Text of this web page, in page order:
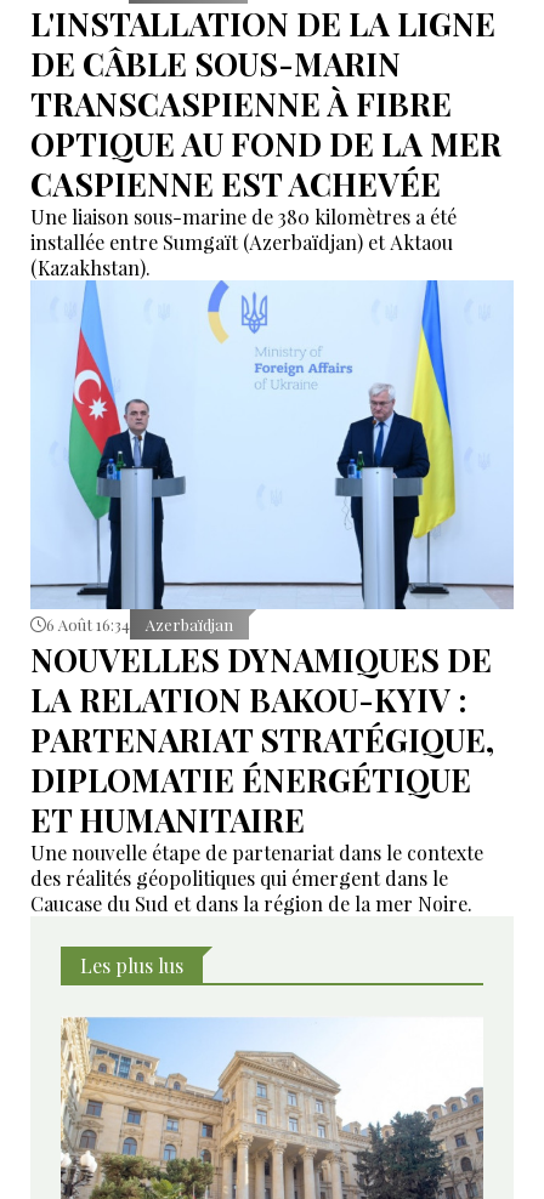
L'INSTALLATION DE LA LIGNE
DE CÂBLE SOUS-MARIN
TRANSCASPIENNE À FIBRE
OPTIQUE AU FOND DE LA MER
CASPIENNE EST ACHEVÉE
Une liaison sous-marine de 380 kilomètres a été
installée entre Sumgaït (Azerbaïdjan) et Aktaou
(Kazakhstan).
6 Août 16:34 Azerbaïdjan
NOUVELLES DYNAMIQUES DE
LA RELATION BAKOU-KYIV :
PARTENARIAT STRATÉGIQUE,
DIPLOMATIE ÉNERGÉTIQUE
ET HUMANITAIRE
Une nouvelle étape de partenariat dans le contexte
des réalités géopolitiques qui émergent dans le
Caucase du Sud et dans la région de la mer Noire.
Les plus lus